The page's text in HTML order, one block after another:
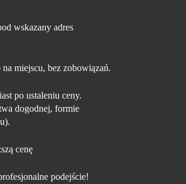
wskazany adres
miejscu, bez zobowiązań.
po ustaleniu ceny.
dogodnej, formie
cenę
podejście!